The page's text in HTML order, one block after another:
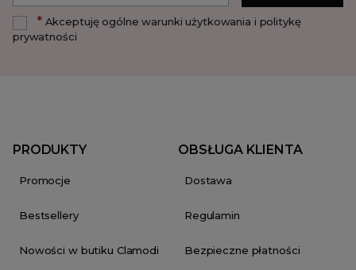
*Akceptuję ogólne warunki użytkowania i politykę
prywatności
PRODUKTY
Promocje
Bestsellery
Nowości w butiku Clamodi
OBSŁUGA KLIENTA
Dostawa
Regulamin
Bezpieczne płatności